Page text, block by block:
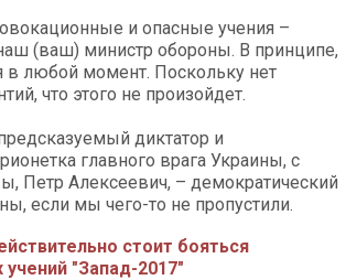
и опасные учения –
(ваш) министр обороны. В принципе,
в любой момент. Поскольку нет
что этого не произойдет.
диктатор и
главного врага Украины, с
Петр Алексеевич, – демократический
если мы чего-то не пропустили.
стоит бояться
учений "Запад-2017"